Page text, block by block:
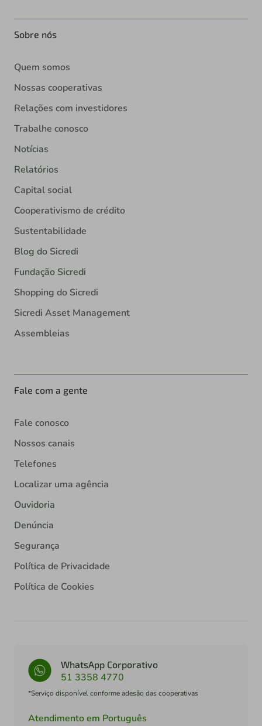
Sobre nós
Quem somos
Nossas cooperativas
Relações com investidores
Trabalhe conosco
Notícias
Relatórios
Capital social
Cooperativismo de crédito
Sustentabilidade
Blog do Sicredi
Fundação Sicredi
Shopping do Sicredi
Sicredi Asset Management
Assembleias
Fale com a gente
Fale conosco
Nossos canais
Telefones
Localizar uma agência
Ouvidoria
Denúncia
Segurança
Política de Privacidade
Política de Cookies
WhatsApp Corporativo
51 3358 4770
*Serviço disponível conforme adesão das cooperativas
Atendimento em Português